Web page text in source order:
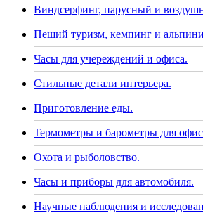
Виндсерфинг, парусный и
Пеший туризм, кемпинг и
Часы для учереждений и офиса.
Стильные детали интерьера.
Приготовление еды.
Термометры и барометры для
Охота и рыболовство.
Часы и приборы для автомобиля.
Научные наблюдения и